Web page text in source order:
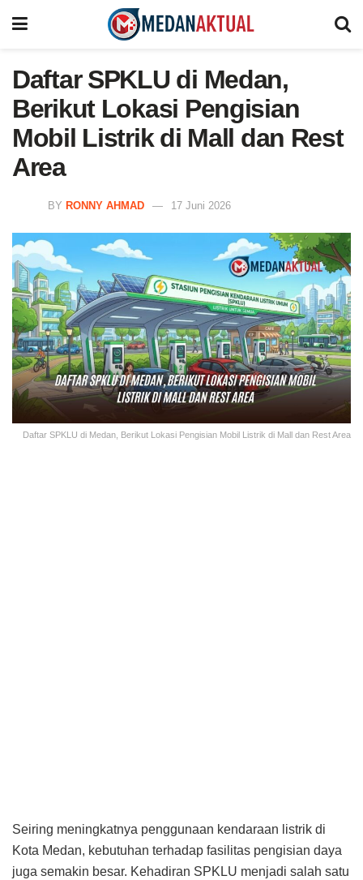
Daftar SPKLU di Medan,
Berikut Lokasi Pengisian
Mobil Listrik di Mall dan Rest
Area
BY RONNY AHMAD 17 Juni 2026
Daftar SPKLU di Medan, Berikut Lokasi Pengisian Mobil Listrik di Mall dan Rest Area
Seiring meningkatnya penggunaan kendaraan listrik di
Kota Medan, kebutuhan terhadap fasilitas pengisian daya
juga semakin besar. Kehadiran SPKLU menjadi salah satu